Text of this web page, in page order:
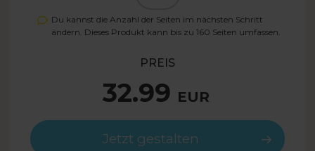
Du kannst die Anzahl der Seiten im nächsten Schritt
ändern. Dieses Produkt kann bis zu 160 Seiten umfassen.
PREIS
32.99 EUR
Jetzt gestalten